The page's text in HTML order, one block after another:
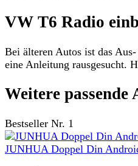
VW T6 Radio
Bei älteren Autos ist das
eine Anleitung rausgesucht.
Weitere
Bestseller Nr. 1
JUNHUA Doppel Din